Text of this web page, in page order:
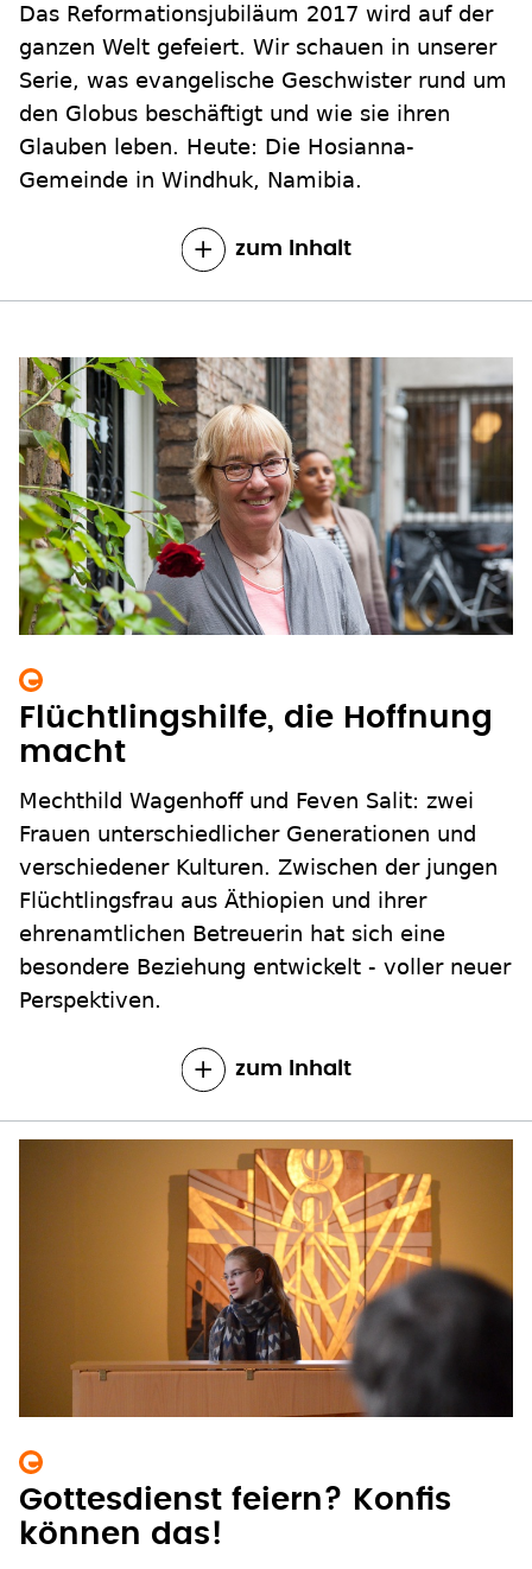
Das Reformationsjubiläum 2017 wird auf der
ganzen Welt gefeiert. Wir schauen in unserer
Serie, was evangelische Geschwister rund um
den Globus beschäftigt und wie sie ihren
Glauben leben. Heute: Die Hosianna-
Gemeinde in Windhuk, Namibia.
zum Inhalt
Flüchtlingshilfe, die Hoffnung
macht
Mechthild Wagenhoff und Feven Salit: zwei
Frauen unterschiedlicher Generationen und
verschiedener Kulturen. Zwischen der jungen
Flüchtlingsfrau aus Äthiopien und ihrer
ehrenamtlichen Betreuerin hat sich eine
besondere Beziehung entwickelt - voller neuer
Perspektiven.
zum Inhalt
Gottesdienst feiern? Konfis
können das!